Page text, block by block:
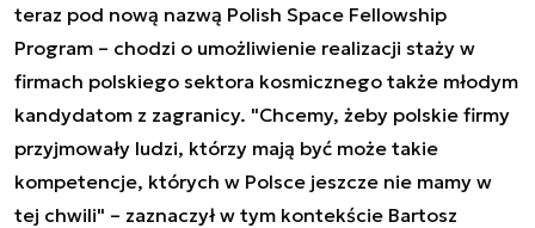
teraz pod nową nazwą Polish Space Fellowship
Program – chodzi o umożliwienie realizacji staży w
firmach polskiego sektora kosmicznego także młodym
kandydatom z zagranicy. "Chcemy, żeby polskie firmy
przyjmowały ludzi, którzy mają być może takie
kompetencje, których w Polsce jeszcze nie mamy w
tej chwili" – zaznaczył w tym kontekście Bartosz